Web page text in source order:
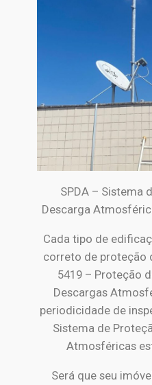
SPDA – Sistema
Descarga
Cada tipo de
correto de proteção
5419 – Proteção
Descargas
periodicidade de
Sistema de
Atmosféricas
Será que seu